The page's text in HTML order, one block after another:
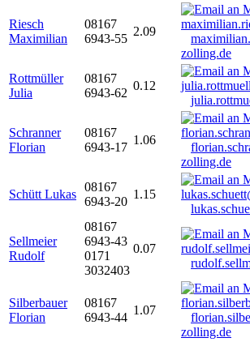
Riesch
Maximilian
08167
6943-55
2.09
zolling.de
Rottmüller
Julia
08167
6943-62
0.12
Schranner
Florian
08167
6943-17
1.06
zolling.de
Schütt Lukas
08167
6943-20
1.15
Sellmeier
Rudolf
08167
6943-43
0171
3032403
0.07
Silberbauer
Florian
08167
6943-44
1.07
zolling.de